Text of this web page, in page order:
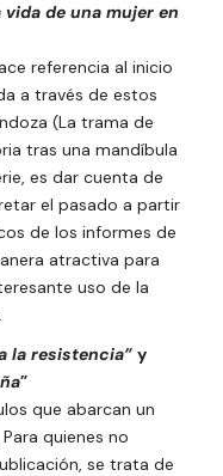
de una mujer en
referencia al inicio
a través de estos
(La trama de
tras una mandíbula
es dar cuenta de
el pasado a partir
de los informes de
atractiva para
uso de la
la resistencia” y
”
que abarcan un
quienes no
se trata de